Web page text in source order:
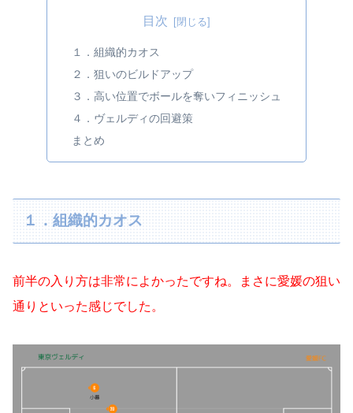
目次
１．組織的カオス
２．狙いのビルドアップ
３．高い位置でボールを奪いフィニッシュ
４．ヴェルディの回避策
まとめ
１．組織的カオス
前半の入り方は非常によかったですね。まさに愛媛の狙い
通りといった感じでした。